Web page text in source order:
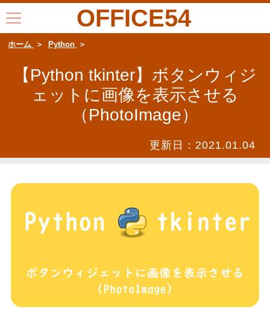
OFFICE54
ホーム Python
【Python tkinter】ボタンウィジ
ェットに画像を表示させる
（PhotoImage）
更新日： 2021.01.04